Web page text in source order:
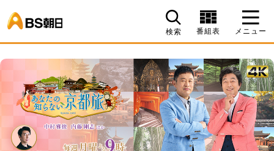
検索 番組表 メニュー